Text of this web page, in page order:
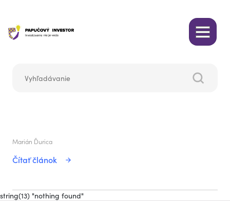
Marián Ďurica
Čítať článok
string(13) "nothing found"